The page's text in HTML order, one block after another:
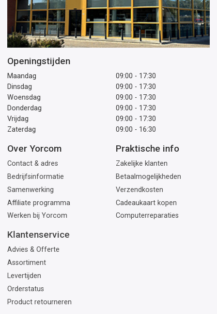
Openingstijden
Maandag
09:00 - 17:30
Dinsdag
09:00 - 17:30
Woensdag
09:00 - 17:30
Donderdag
09:00 - 17:30
Vrijdag
09:00 - 17:30
Zaterdag
09:00 - 16:30
Over Yorcom
Contact & adres
Bedrijfsinformatie
Samenwerking
Affiliate programma
Werken bij Yorcom
Praktische info
Zakelijke klanten
Betaalmogelijkheden
Verzendkosten
Cadeaukaart kopen
Computerreparaties
Klantenservice
Advies & Offerte
Assortiment
Levertijden
Orderstatus
Product retourneren